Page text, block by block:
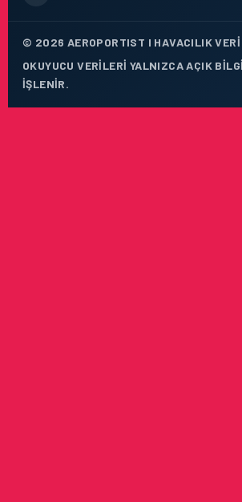
© 2026 AEROPORTIST I HAVACILIK
OKUYUCU VERILERI YALNIZCA AÇIK
IŞLENIR.